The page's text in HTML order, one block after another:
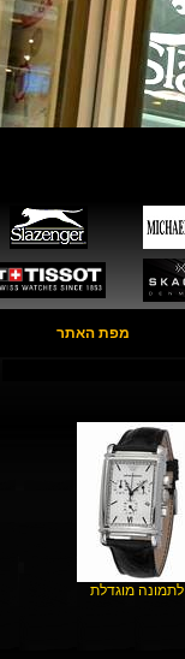
מפת האתר
לתמונה מוגדלת